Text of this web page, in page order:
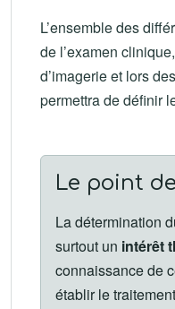
L’ensemble des
de l’examen
d’imagerie et lors
permettra de définir
Le point
La détermination
surtout un intérêt
connaissance de
établir le